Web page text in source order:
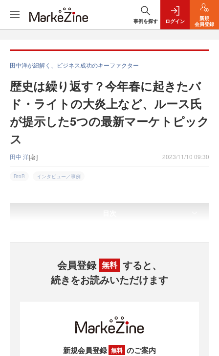
事例を探す ログイン
新規
会員登録
田中洋が紐解く、ビジネス成功のキーファクター
歴史は繰り返す？今年春に起きたバ
ド・ライトの大炎上など、ルース氏
が提示した5つの最新マーケトピック
ス
田中 洋[著] 2023/11/10 09:30
BtoB インタビュー／事例
会員登録 無料 すると、
続きをお読みいただけます
新規会員登録 無料 のご案内